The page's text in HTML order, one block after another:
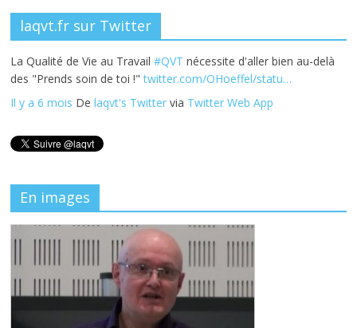
laqvt.fr sur Twitter
La Qualité de Vie au Travail#QVT nécessite d'aller bien au-delà
des "Prends soin de toi !"twitter.com/OHoeffel/statu…
Il y a 6 mois Delaqvt's Twitter via Twitter Web App
En images